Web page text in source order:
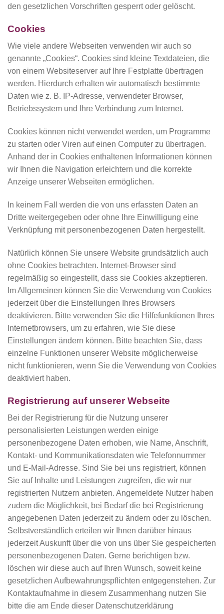
den gesetzlichen Vorschriften gesperrt oder gelöscht.
Cookies
Wie viele andere Webseiten verwenden wir auch so
genannte „Cookies“. Cookies sind kleine Textdateien, die
von einem Websiteserver auf Ihre Festplatte übertragen
werden. Hierdurch erhalten wir automatisch bestimmte
Daten wie z. B. IP-Adresse, verwendeter Browser,
Betriebssystem und Ihre Verbindung zum Internet.
Cookies können nicht verwendet werden, um Programme
zu starten oder Viren auf einen Computer zu übertragen.
Anhand der in Cookies enthaltenen Informationen können
wir Ihnen die Navigation erleichtern und die korrekte
Anzeige unserer Webseiten ermöglichen.
In keinem Fall werden die von uns erfassten Daten an
Dritte weitergegeben oder ohne Ihre Einwilligung eine
Verknüpfung mit personenbezogenen Daten hergestellt.
Natürlich können Sie unsere Website grundsätzlich auch
ohne Cookies betrachten. Internet-Browser sind
regelmäßig so eingestellt, dass sie Cookies akzeptieren.
Im Allgemeinen können Sie die Verwendung von Cookies
jederzeit über die Einstellungen Ihres Browsers
deaktivieren. Bitte verwenden Sie die Hilfefunktionen Ihres
Internetbrowsers, um zu erfahren, wie Sie diese
Einstellungen ändern können. Bitte beachten Sie, dass
einzelne Funktionen unserer Website möglicherweise
nicht funktionieren, wenn Sie die Verwendung von Cookies
deaktiviert haben.
Registrierung auf unserer Webseite
Bei der Registrierung für die Nutzung unserer
personalisierten Leistungen werden einige
personenbezogene Daten erhoben, wie Name, Anschrift,
Kontakt- und Kommunikationsdaten wie Telefonnummer
und E-Mail-Adresse. Sind Sie bei uns registriert, können
Sie auf Inhalte und Leistungen zugreifen, die wir nur
registrierten Nutzern anbieten. Angemeldete Nutzer haben
zudem die Möglichkeit, bei Bedarf die bei Registrierung
angegebenen Daten jederzeit zu ändern oder zu löschen.
Selbstverständlich erteilen wir Ihnen darüber hinaus
jederzeit Auskunft über die von uns über Sie gespeicherten
personenbezogenen Daten. Gerne berichtigen bzw.
löschen wir diese auch auf Ihren Wunsch, soweit keine
gesetzlichen Aufbewahrungspflichten entgegenstehen. Zur
Kontaktaufnahme in diesem Zusammenhang nutzen Sie
bitte die am Ende dieser Datenschutzerklärung